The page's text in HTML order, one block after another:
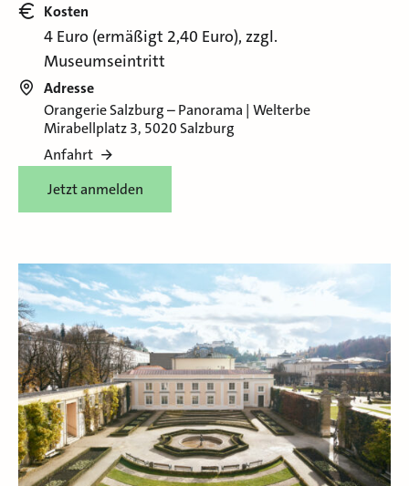
Kosten
4 Euro (ermäßigt 2,40 Euro), zzgl.
Museumseintritt
Adresse
Orangerie Salzburg – Panorama | Welterbe
Mirabellplatz 3, 5020 Salzburg
Anfahrt
Jetzt anmelden